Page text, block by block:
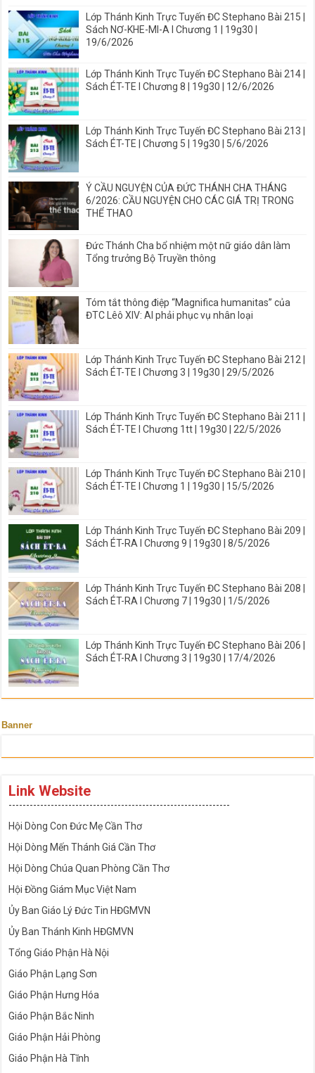
Lớp Thánh Kinh Trực Tuyến ĐC Stephano Bài 215 |
Sách NƠ-KHE-MI-A I Chương 1 | 19g30 |
19/6/2026
Lớp Thánh Kinh Trực Tuyến ĐC Stephano Bài 214 |
Sách ÉT-TE I Chương 8 | 19g30 | 12/6/2026
Lớp Thánh Kinh Trực Tuyến ĐC Stephano Bài 213 |
Sách ÉT-TE | Chương 5 | 19g30 | 5/6/2026
Ý CẦU NGUYỆN CỦA ĐỨC THÁNH CHA THÁNG
6/2026: CẦU NGUYỆN CHO CÁC GIÁ TRỊ TRONG
THỂ THAO
Đức Thánh Cha bổ nhiệm một nữ giáo dân làm
Tổng trưởng Bộ Truyền thông
Tóm tắt thông điệp “Magnifica humanitas” của
ĐTC Lêô XIV: AI phải phục vụ nhân loại
Lớp Thánh Kinh Trực Tuyến ĐC Stephano Bài 212 |
Sách ÉT-TE I Chương 3 | 19g30 | 29/5/2026
Lớp Thánh Kinh Trực Tuyến ĐC Stephano Bài 211 |
Sách ÉT-TE I Chương 1tt | 19g30 | 22/5/2026
Lớp Thánh Kinh Trực Tuyến ĐC Stephano Bài 210 |
Sách ÉT-TE I Chương 1 | 19g30 | 15/5/2026
Lớp Thánh Kinh Trực Tuyến ĐC Stephano Bài 209 |
Sách ÉT-RA I Chương 9 | 19g30 | 8/5/2026
Lớp Thánh Kinh Trực Tuyến ĐC Stephano Bài 208 |
Sách ÉT-RA I Chương 7 | 19g30 | 1/5/2026
Lớp Thánh Kinh Trực Tuyến ĐC Stephano Bài 206 |
Sách ÉT-RA I Chương 3 | 19g30 | 17/4/2026
Banner
Link Website
---------------------------------------------------------------
Hội Dòng Con Đức Mẹ Cần Thơ
Hội Dòng Mến Thánh Giá Cần Thơ
Hội Dòng Chúa Quan Phòng Cần Thơ
Hội Đồng Giám Mục Việt Nam
Ủy Ban Giáo Lý Đức Tin HĐGMVN
Ủy Ban Thánh Kinh HĐGMVN
Tổng Giáo Phận Hà Nội
Giáo Phận Lạng Sơn
Giáo Phận Hưng Hóa
Giáo Phận Bắc Ninh
Giáo Phận Hải Phòng
Giáo Phận Hà Tĩnh